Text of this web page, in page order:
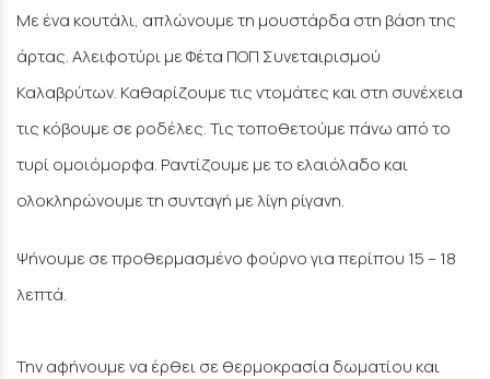
Με ένα κουτάλι, απλώνουμε τη μουστάρδα στη βάση της
άρτας. Αλειφοτύρι με Φέτα ΠΟΠ Συνεταιρισμού
Καλαβρύτων. Καθαρίζουμε τις ντομάτες και στη συνέχεια
τις κόβουμε σε ροδέλες. Τις τοποθετούμε πάνω από το
τυρί ομοιόμορφα. Ραντίζουμε με το ελαιόλαδο και
ολοκληρώνουμε τη συνταγή με λίγη ρίγανη.
Ψήνουμε σε προθερμασμένο φούρνο για περίπου 15 – 18
λεπτά.
Την αφήνουμε να έρθει σε θερμοκρασία δωματίου και